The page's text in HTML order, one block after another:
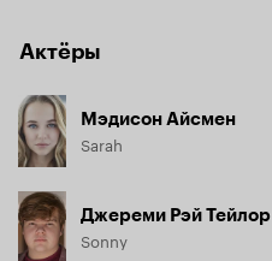
Актёры
Мэдисон Айсмен
Sarah
Джереми Рэй Тейлор
Sonny